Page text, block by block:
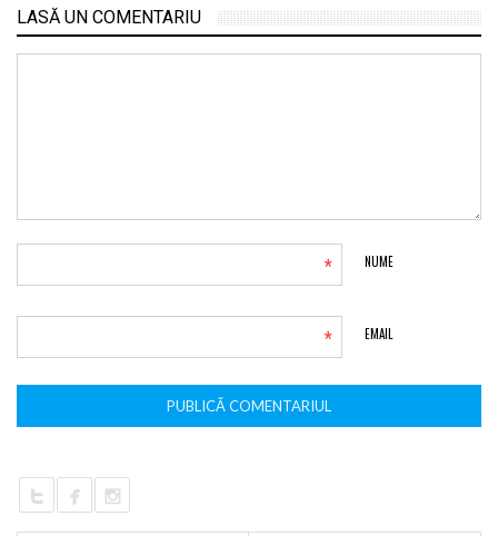
LASĂ UN COMENTARIU
NUME
*
EMAIL
*